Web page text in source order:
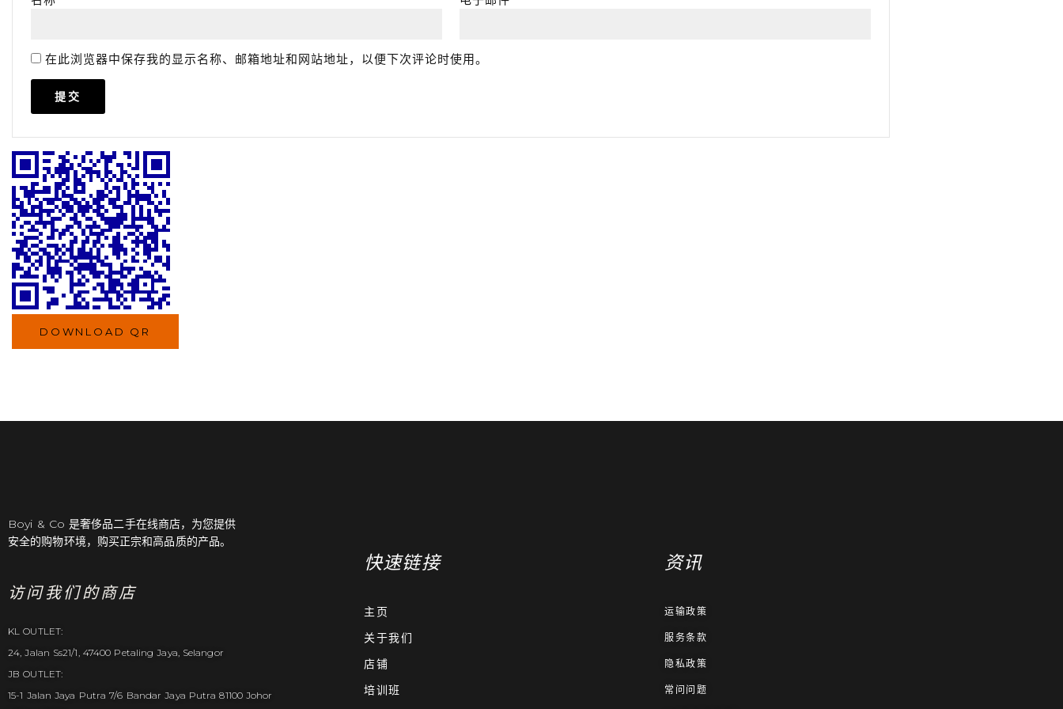
在此浏览器中保存我的显示名称、邮箱地址和网站地址，以便下次评论时使用。
DOWNLOAD QR
Boyi & Co 是奢侈品二手在线商店，为您提供
安全的购物环境，购买正宗和高品质的产品。
访问我们的商店
KL OUTLET:
24, Jalan Ss21/1, 47400 Petaling Jaya, Selangor
JB OUTLET:
15-1 Jalan Jaya Putra 7/6 Bandar Jaya Putra 81100 Johor
快速链接
主页
关于我们
店铺
培训班
资讯
运输政策
服务条款
隐私政策
常问问题